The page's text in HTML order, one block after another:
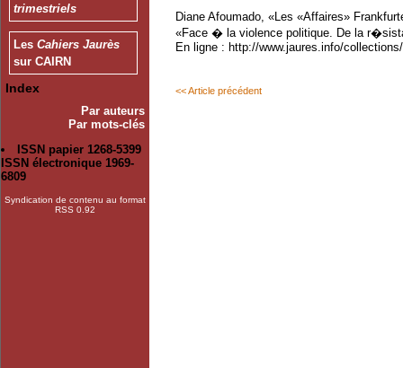
trimestriels
Les Cahiers Jaurès
sur CAIRN
Index
Par auteurs
Par mots-clés
ISSN papier 1268-5399
ISSN électronique 1969-
6809
Syndication de contenu au format
RSS 0.92
Diane Afoumado, «Les «Affaires»
«Face � la violence politique. De la
En ligne : http://www.jaures.info/
<< Article précédent